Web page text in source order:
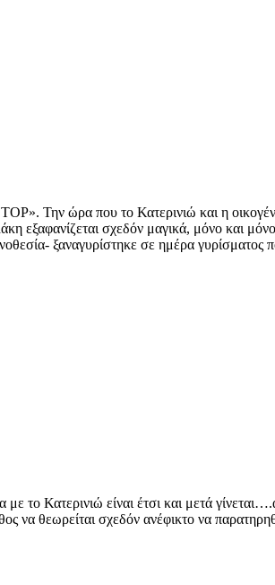
Την ώρα που το Κατερινιώ και η
εξαφανίζεται σχεδόν μαγικά, μόνο και
ξαναγυρίστηκε σε ημέρα γυρίσματος
το Κατερινιώ είναι έτσι και μετά
να θεωρείται σχεδόν ανέφικτο να